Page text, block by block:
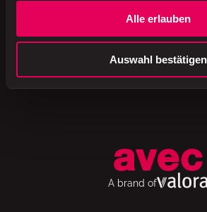
Alle erlauben
Auswahl bestätigen
Hart im Biss, leicht süss im Abgang.
Viel Liebe und Leidenschaft für die
A brand of